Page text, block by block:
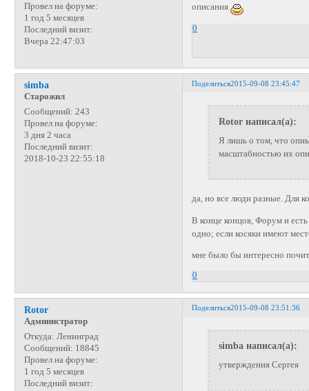
Провел на форуме:
1 год 5 месяцев
Последний визит:
Вчера 22:47:03
описания
0
Поделиться2015-09-08 23:45:47
simba
Старожил
Сообщений: 243
Провел на форуме:
3 дня 2 часа
Последний визит:
2018-10-23 22:55:18
Rotor написал(а):
Я лишь о том, что
масштабностью их
да, но все люди разные. Для
В конце концов, Форум и
одно; если косяки имеют
мне было бы интересно
0
Поделиться2015-09-08 23:51:36
Rotor
Администратор
Откуда: Ленинград
Сообщений: 18845
Провел на форуме:
1 год 5 месяцев
Последний визит:
simba написал(а):
утверждения Сергея